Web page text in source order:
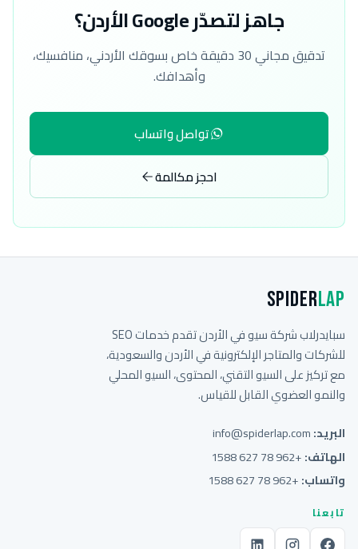
جاهز لتصدّر Google الأردن؟
تدقيق مجاني 30 دقيقة خاص بسوقك الأردني، منافسيك،
وأهدافك.
تواصل واتساب
احجز مكالمة
SpiderLap
سبايدرلاب شركة سيو في الأردن تقدم خدمات SEO
للشركات والمتاجر الإلكترونية في الأردن والسعودية،
مع تركيز على السيو التقني، المحتوى، السيو المحلي
والنمو العضوي القابل للقياس.
البريد:info@spiderlap.com
الهاتف:+962 78 627 1588
واتساب:+962 78 627 1588
تابعنا